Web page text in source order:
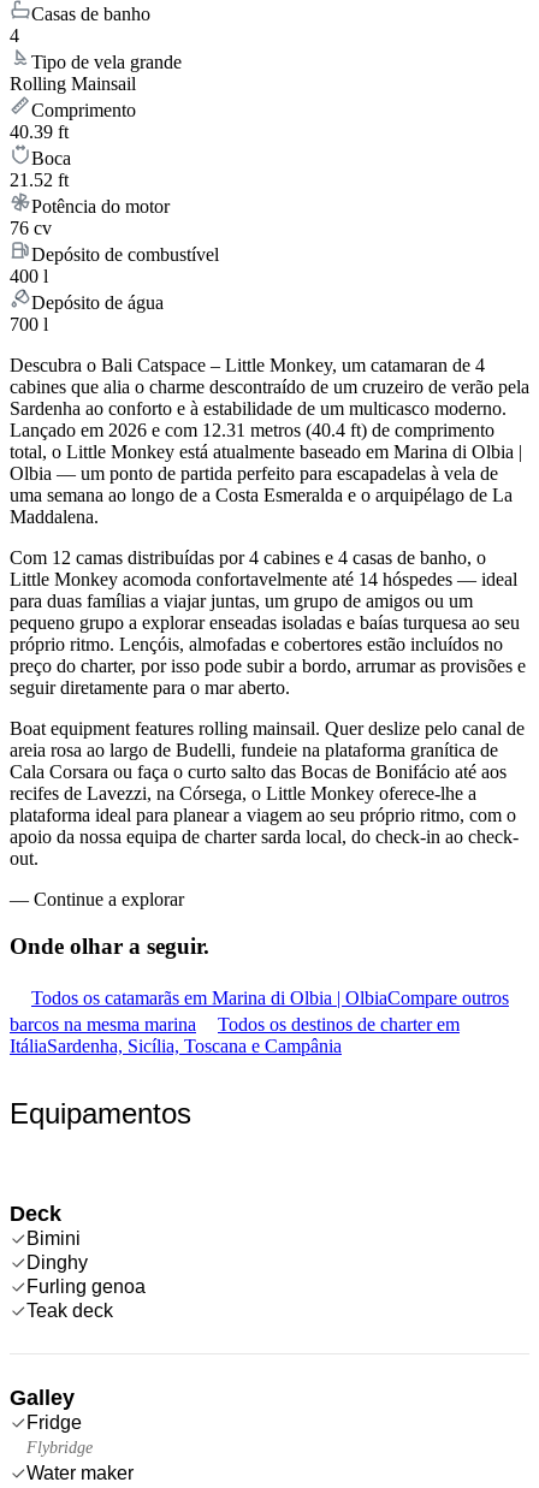
Casas de banho
4
Tipo de vela grande
Rolling Mainsail
Comprimento
40.39 ft
Boca
21.52 ft
Potência do motor
76 cv
Depósito de combustível
400 l
Depósito de água
700 l
Descubra o Bali Catspace – Little Monkey, um catamaran de 4
cabines que alia o charme descontraído de um cruzeiro de verão pela
Sardenha ao conforto e à estabilidade de um multicasco moderno.
Lançado em 2026 e com 12.31 metros (40.4 ft) de comprimento
total, o Little Monkey está atualmente baseado em Marina di Olbia |
Olbia — um ponto de partida perfeito para escapadelas à vela de
uma semana ao longo de a Costa Esmeralda e o arquipélago de La
Maddalena.
Com 12 camas distribuídas por 4 cabines e 4 casas de banho, o
Little Monkey acomoda confortavelmente até 14 hóspedes — ideal
para duas famílias a viajar juntas, um grupo de amigos ou um
pequeno grupo a explorar enseadas isoladas e baías turquesa ao seu
próprio ritmo. Lençóis, almofadas e cobertores estão incluídos no
preço do charter, por isso pode subir a bordo, arrumar as provisões e
seguir diretamente para o mar aberto.
Boat equipment features rolling mainsail. Quer deslize pelo canal de
areia rosa ao largo de Budelli, fundeie na plataforma granítica de
Cala Corsara ou faça o curto salto das Bocas de Bonifácio até aos
recifes de Lavezzi, na Córsega, o Little Monkey oferece-lhe a
plataforma ideal para planear a viagem ao seu próprio ritmo, com o
apoio da nossa equipa de charter sarda local, do check-in ao check-
out.
— Continue a explorar
Onde olhar a seguir.
Todos os catamarãs em Marina di Olbia | OlbiaCompare outros
barcos na mesma marina
Todos os destinos de charter em
ItáliaSardenha, Sicília, Toscana e Campânia
Equipamentos
Deck
Bimini
Dinghy
Furling genoa
Teak deck
Galley
Fridge
Flybridge
Water maker